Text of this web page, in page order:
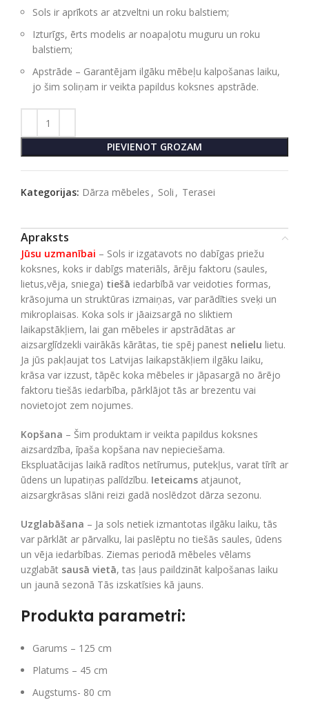
Sols ir aprīkots ar atzveltni un roku balstiem;
Izturīgs, ērts modelis ar noapaļotu muguru un roku
balstiem;
Apstrāde – Garantējam ilgāku mēbeļu kalpošanas laiku,
jo šim soliņam ir veikta papildus koksnes apstrāde.
PIEVIENOT GROZAM
Kategorijas: Dārza mēbeles , Soli , Terasei
Apraksts
Jūsu uzmanībai – Sols ir izgatavots no dabīgas priežu
koksnes, koks ir dabīgs materiāls, ārēju faktoru (saules,
lietus,vēja, sniega) tiešā iedarbībā var veidoties formas,
krāsojuma un struktūras izmaiņas, var parādīties sveķi un
mikroplaisas. Koka sols ir jāaizsargā no sliktiem
laikapstākļiem, lai gan mēbeles ir apstrādātas ar
aizsarglīdzekli vairākās kārātas, tie spēj panest nelielu lietu.
Ja jūs pakļaujat tos Latvijas laikapstākļiem ilgāku laiku,
krāsa var izzust, tāpēc koka mēbeles ir jāpasargā no ārējo
faktoru tiešās iedarbība, pārklājot tās ar brezentu vai
novietojot zem nojumes.
Kopšana – Šim produktam ir veikta papildus koksnes
aizsardzība, īpaša kopšana nav nepieciešama.
Ekspluatācijas laikā radītos netīrumus, putekļus, varat tīrīt ar
ūdens un lupatiņas palīdzību. Ieteicams atjaunot,
aizsargkrāsas slāni reizi gadā noslēdzot dārza sezonu.
Uzglabāšana – Ja sols netiek izmantotas ilgāku laiku, tās
var pārklāt ar pārvalku, lai paslēptu no tiešās saules, ūdens
un vēja iedarbības. Ziemas periodā mēbeles vēlams
uzglabāt sausā vietā, tas ļaus paildzināt kalpošanas laiku
un jaunā sezonā Tās izskatīsies kā jauns.
Produkta parametri:
Garums – 125 cm
Platums – 45 cm
Augstums- 80 cm